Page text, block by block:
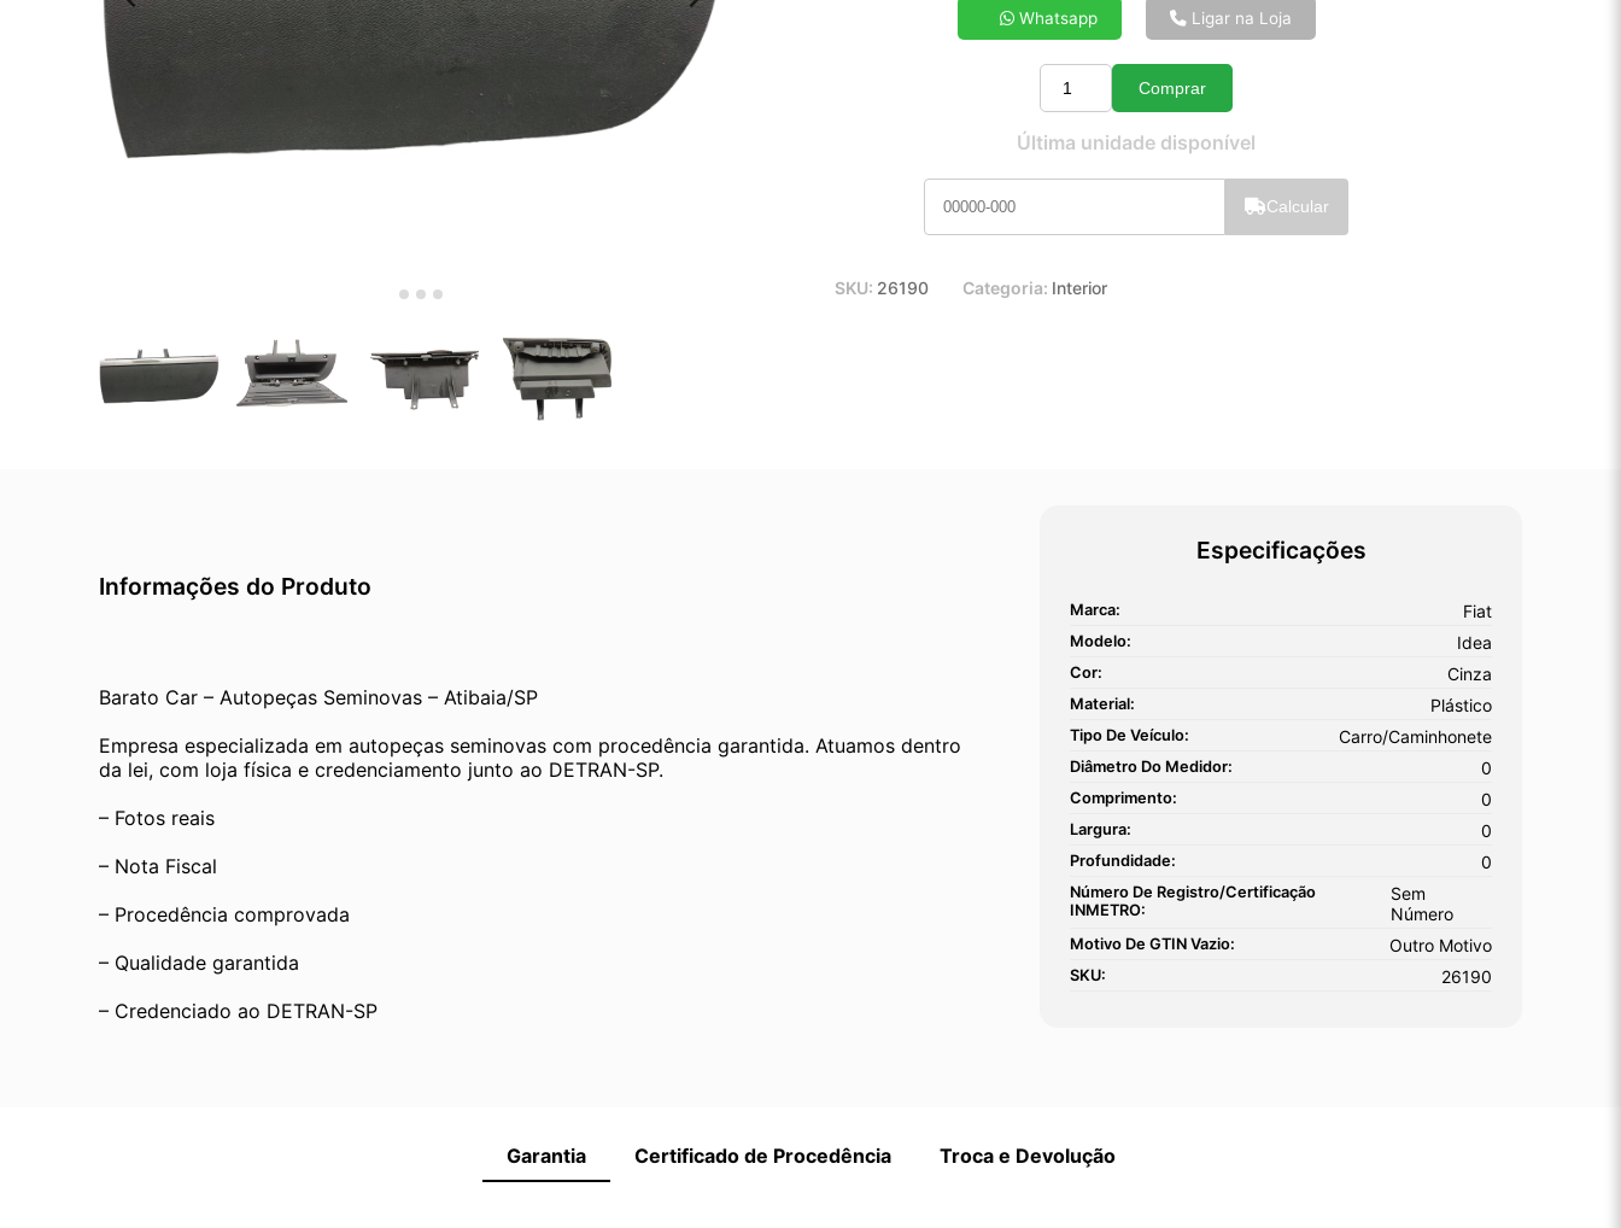
8x de R$ 20,41
10x de R$ 16,54
12x de R$ 13,99
Whatsapp Ligar na Loja
Quantidade
Comprar
Última unidade disponível
Calcular
SKU: 26190 Categoria: Interior
Informações do Produto
Barato Car – Autopeças Seminovas – Atibaia/SP
Empresa especializada em autopeças seminovas com procedência garantida. Atuamos dentro
da lei, com loja física e credenciamento junto ao DETRAN-SP.
– Fotos reais
– Nota Fiscal
– Procedência comprovada
– Qualidade garantida
– Credenciado ao DETRAN-SP
Especificações
Marca: Fiat
Modelo: Idea
Cor: Cinza
Material: Plástico
Tipo De Veículo: Carro/Caminhonete
Diâmetro Do Medidor: 0
Comprimento: 0
Largura: 0
Profundidade: 0
Número De Registro/certificação
INMETRO:
Sem
Número
Motivo De GTIN Vazio: Outro Motivo
SKU: 26190
Garantia Certificado de Procedência Troca e Devolução